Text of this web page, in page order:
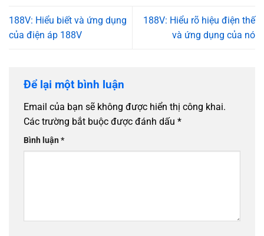
188V: Hiểu biết và ứng dụng
của điện áp 188V
188V: Hiểu rõ hiệu điện thế
và ứng dụng của nó
Để lại một bình luận
Email của bạn sẽ không được hiển thị công khai.
Các trường bắt buộc được đánh dấu *
Bình luận*